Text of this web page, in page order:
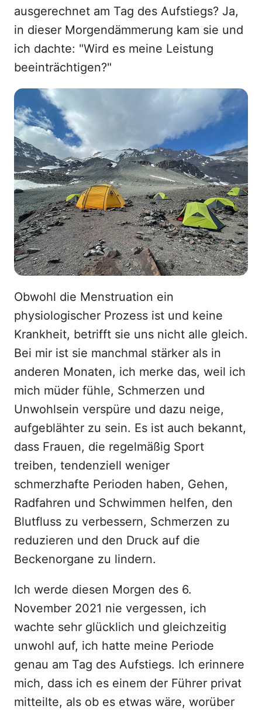
ausgerechnet am Tag des Aufstiegs? Ja,
in dieser Morgendämmerung kam sie und
ich dachte: "Wird es meine Leistung
beeinträchtigen?"
Obwohl die Menstruation ein
physiologischer Prozess ist und keine
Krankheit, betrifft sie uns nicht alle gleich.
Bei mir ist sie manchmal stärker als in
anderen Monaten, ich merke das, weil ich
mich müder fühle, Schmerzen und
Unwohlsein verspüre und dazu neige,
aufgeblähter zu sein. Es ist auch bekannt,
dass Frauen, die regelmäßig Sport
treiben, tendenziell weniger
schmerzhafte Perioden haben, Gehen,
Radfahren und Schwimmen helfen, den
Blutfluss zu verbessern, Schmerzen zu
reduzieren und den Druck auf die
Beckenorgane zu lindern.
Ich werde diesen Morgen des 6.
November 2021 nie vergessen, ich
wachte sehr glücklich und gleichzeitig
unwohl auf, ich hatte meine Periode
genau am Tag des Aufstiegs. Ich erinnere
mich, dass ich es einem der Führer privat
mitteilte, als ob es etwas wäre, worüber